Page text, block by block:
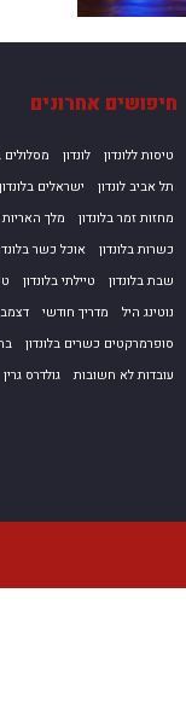
חיפושים אחרונים
טיסות ללונדון לונדון מסלולים
תל אביב לונדון
ישראלים בלונדון
מחזות זמר בלונדון
מלך האריות
כשרות בלונדון
אוכל כשר
שבת בלונדון
טיילתי בלונדון
נוטינג היל
מדריך חודשי
סופרמרקטים כשרים בלונדון
עובדות לא חשובות
גולדרס גרין